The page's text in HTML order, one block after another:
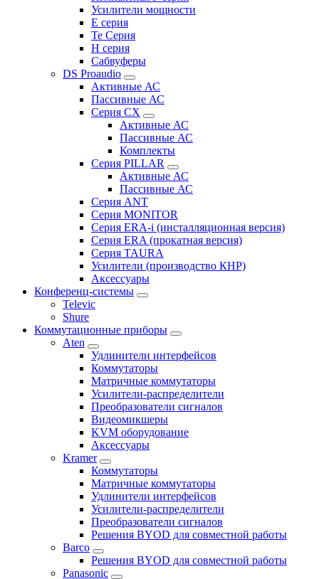
Усилители мощности
E серия
Te Серия
H серия
Сабвуферы
DS Proaudio
Активные АС
Пассивные АС
Серия CX
Активные АС
Пассивные АС
Комплекты
Серия PILLAR
Активные АС
Пассивные АС
Серия ANT
Серия MONITOR
Серия ERA-i (инсталляционная версия)
Серия ERA (прокатная версия)
Серия TAURA
Усилители (производство КНР)
Аксессуары
Конференц-системы
Televic
Shure
Коммутационные приборы
Aten
Удлинители интерфейсов
Коммутаторы
Матричные коммутаторы
Усилители-распределители
Преобразователи сигналов
Видеомикшеры
KVM оборудование
Аксессуары
Kramer
Коммутаторы
Матричные коммутаторы
Удлинители интерфейсов
Усилители-распределители
Преобразователи сигналов
Решения BYOD для совместной работы
Barco
Решения BYOD для совместной работы
Panasonic